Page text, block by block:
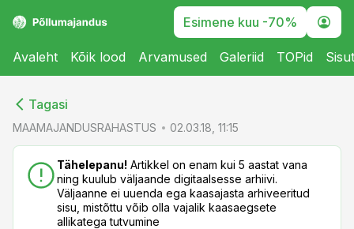
Esimene kuu -70%
Avaleht Kõik lood Arvamused Galeriid TOPid
Tagasi
MAAMAJANDUSRAHASTUS 02.03.18, 11:15
Tähelepanu! Artikkel on enam kui 5 aastat vana
ning kuulub väljaande digitaalsesse arhiivi.
Väljaanne ei uuenda ega kaasajasta arhiveeritud
sisu, mistõttu võib olla vajalik kaasaegsete
allikatega tutvumine